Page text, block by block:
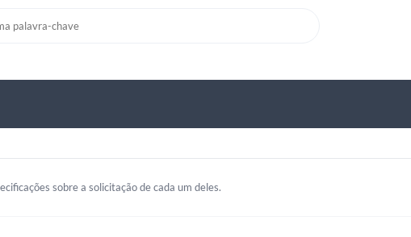
sobre a solicitação de cada um deles.